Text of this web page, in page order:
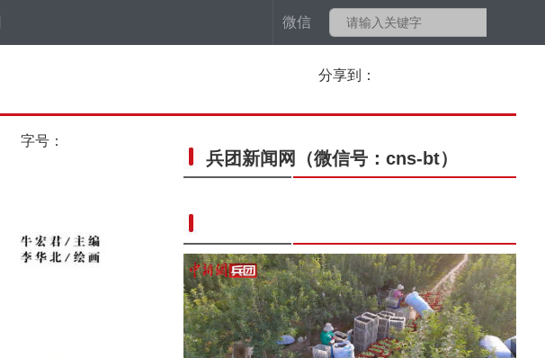
微信
分享到：
字号：
兵团新闻网 （微信号：cns-bt）